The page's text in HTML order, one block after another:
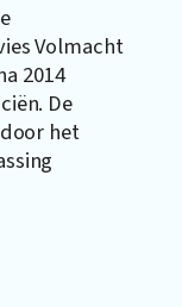
Volmacht
2014
De
het